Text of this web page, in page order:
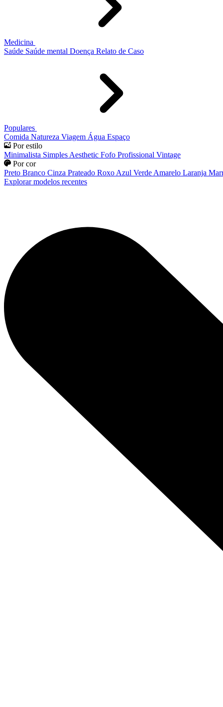
Medicina
Saúde Saúde mental Doença Relato de Caso
Populares
Comida Natureza Viagem Água Espaço
Por estilo
Minimalista Simples Aesthetic Fofo Profissional Vintage
Por cor
Preto Branco Cinza Prateado Roxo Azul Verde Amarelo Laranja
Explorar modelos recentes